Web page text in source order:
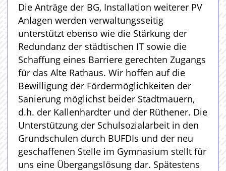
Die Anträge der BG, Installation weiterer PV
Anlagen werden verwaltungsseitig
unterstützt ebenso wie die Stärkung der
Redundanz der städtischen IT sowie die
Schaffung eines Barriere gerechten Zugangs
für das Alte Rathaus. Wir hoffen auf die
Bewilligung der Fördermöglichkeiten der
Sanierung möglichst beider Stadtmauern,
d.h. der Kallenhardter und der Rüthener. Die
Unterstützung der Schulsozialarbeit in den
Grundschulen durch BUFDIs und der neu
geschaffenen Stelle im Gymnasium stellt für
uns eine Übergangslösung dar. Spätestens